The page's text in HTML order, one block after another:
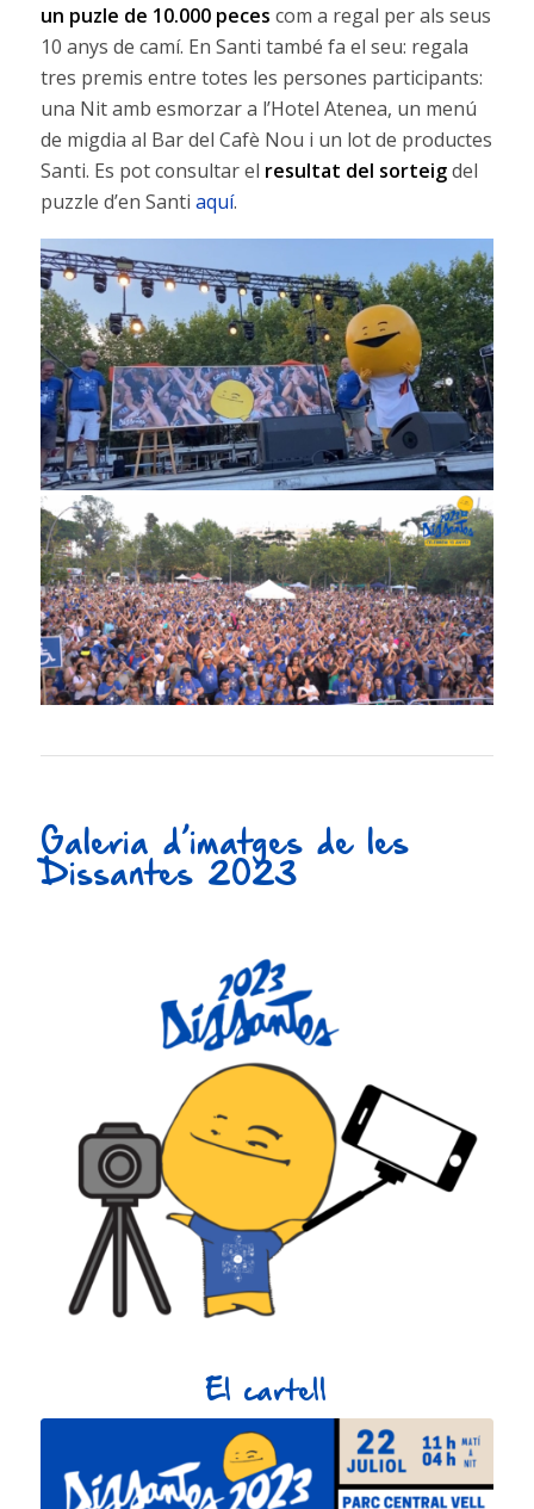
un puzle de 10.000 peces com a regal per als seus
10 anys de camí. En Santi també fa el seu: regala
tres premis entre totes les persones participants:
una Nit amb esmorzar a l’Hotel Atenea, un menú
de migdia al Bar del Cafè Nou i un lot de productes
Santi. Es pot consultar el resultat del sorteigdel
puzzle d’en Santi aquí.
Galeria d’imatges de les
Dissantes 2023
El cartell